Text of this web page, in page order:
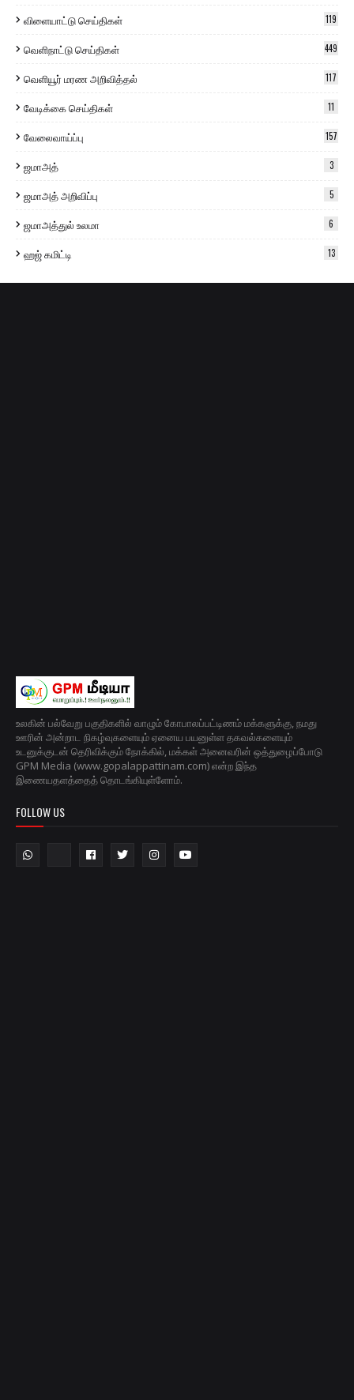
விளையாட்டு செய்திகள் 119
வெளிநாட்டு செய்திகள் 449
வெளியூர் மரண அறிவித்தல் 117
வேடிக்கை செய்திகள் 11
வேலைவாய்ப்பு 157
ஜமாஅத் 3
ஜமாஅத் அறிவிப்பு 5
ஜமாஅத்துல் உலமா 6
ஹஜ் கமிட்டி 13
உலகின் பல்வேறு பகுதிகளில் வாழும் கோபாலப்பட்டிணம் மக்களுக்கு, நமது
ஊரின் அன்றாட நிகழ்வுகளையும் ஏனைய பயனுள்ள தகவல்களையும்
உடனுக்குடன் தெரிவிக்கும் நோக்கில், மக்கள் அனைவரின் ஒத்துழைப்போடு
GPM Media (www.gopalappattinam.com) என்ற இந்த
இணையதளத்தைத் தொடங்கியுள்ளோம்.
FOLLOW US